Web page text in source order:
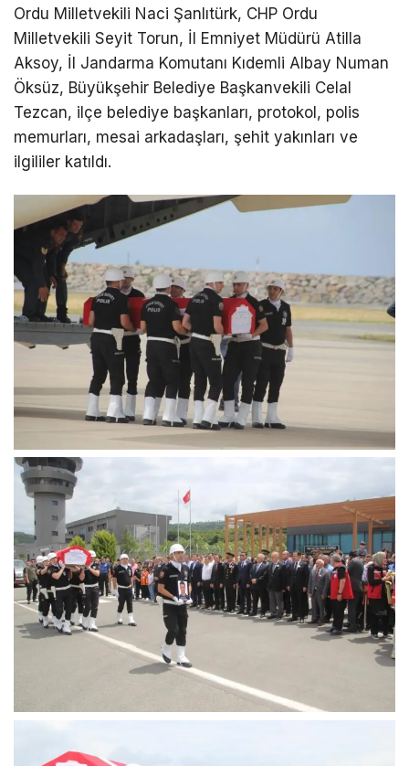
Ordu Milletvekili Naci Şanlıtürk, CHP Ordu
Milletvekili Seyit Torun, İl Emniyet Müdürü Atilla
Aksoy, İl Jandarma Komutanı Kıdemli Albay Numan
Öksüz, Büyükşehir Belediye Başkanvekili Celal
Tezcan, ilçe belediye başkanları, protokol, polis
memurları, mesai arkadaşları, şehit yakınları ve
ilgililer katıldı.